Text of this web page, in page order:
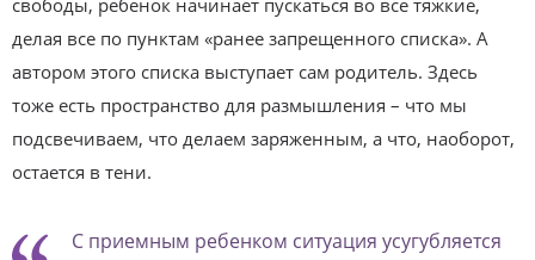
свободы, ребенок начинает пускаться во все тяжкие,
делая все по пунктам «ранее запрещенного списка». А
автором этого списка выступает сам родитель. Здесь
тоже есть пространство для размышления – что мы
подсвечиваем, что делаем заряженным, а что, наоборот,
остается в тени.
С приемным ребенком ситуация усугубляется